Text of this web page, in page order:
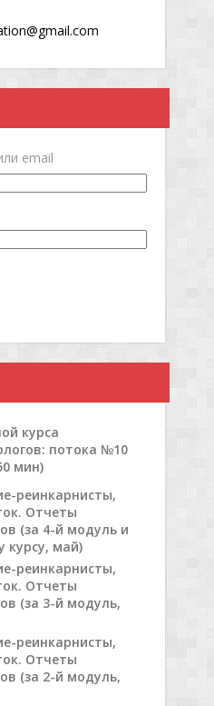
email
курса
потока №10
мин)
реинкарнисты,
Отчеты
(за 4-й модуль и
курсу, май)
реинкарнисты,
Отчеты
(за 3-й модуль,
реинкарнисты,
Отчеты
(за 2-й модуль,